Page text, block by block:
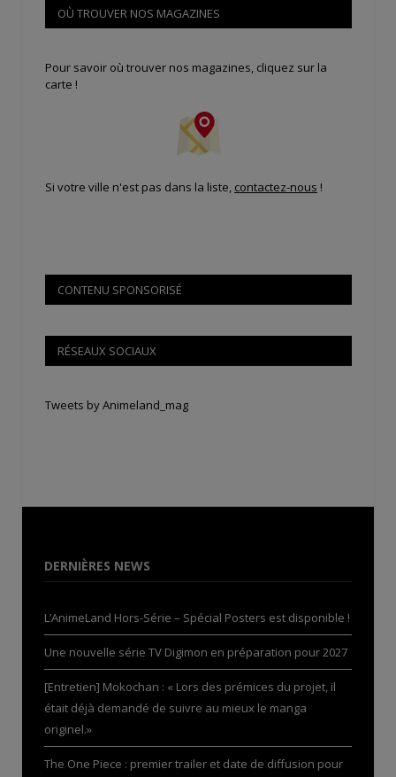
OÙ TROUVER NOS MAGAZINES
Pour savoir où trouver nos magazines, cliquez sur la
carte !
Si votre ville n'est pas dans la liste, contactez-nous !
CONTENU SPONSORISÉ
RÉSEAUX SOCIAUX
Tweets by Animeland_mag
DERNIÈRES NEWS
L’AnimeLand Hors-Série – Spécial Posters est disponible !
Une nouvelle série TV Digimon en préparation pour 2027
[Entretien] Mokochan : « Lors des prémices du projet, il
était déjà demandé de suivre au mieux le manga
originel.»
The One Piece : premier trailer et date de diffusion pour